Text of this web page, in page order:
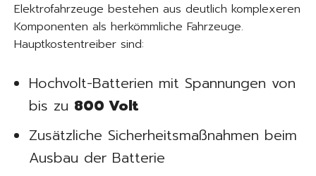
Elektrofahrzeuge bestehen aus deutlich komplexeren
Komponenten als herkömmliche Fahrzeuge.
Hauptkostentreiber sind:
Hochvolt-Batterien mit Spannungen von
bis zu 800 Volt
Zusätzliche Sicherheitsmaßnahmen beim
Ausbau der Batterie